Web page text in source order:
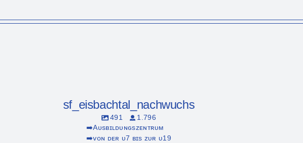
sf_eisbachtal_nachwuchs
491
1.796
➡️Aᴜsʙɪʟᴅᴜɴɢsᴢᴇɴᴛʀᴜᴍ
➡️ᴠᴏɴ ᴅᴇʀ ᴜ7 ʙɪs ᴢᴜʀ ᴜ19